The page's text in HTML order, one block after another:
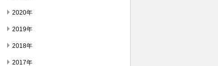
2020年
2019年
2018年
2017年